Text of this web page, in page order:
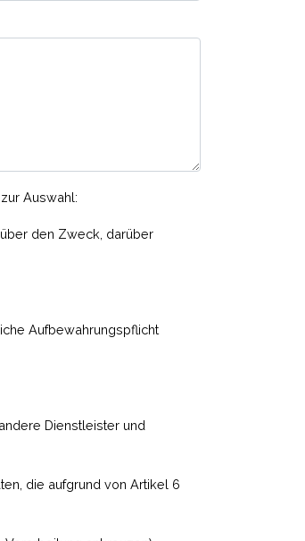
Auswahl:
den Zweck, darüber
Aufbewahrungspflicht
Dienstleister und
die aufgrund von Artikel 6